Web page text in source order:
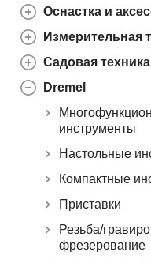
Оснастка и
Измерительная
Садовая техника
Dremel
инструменты
Настольные
Компактные
Приставки
Резьба/
фрезерование